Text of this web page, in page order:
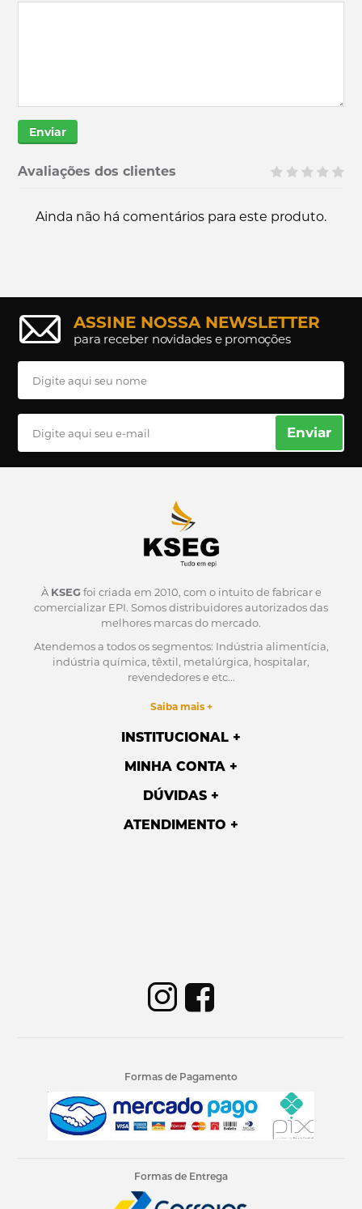
Enviar
Avaliações dos clientes
Ainda não há comentários para este produto.
ASSINE NOSSA NEWSLETTER
para receber novidades e promoções
Enviar
À KSEG foi criada em 2010, com o intuito de fabricar e
comercializar EPI. Somos distribuidores autorizados das
melhores marcas do mercado.
Atendemos a todos os segmentos: Indústria alimentícia,
indústria química, têxtil, metalúrgica, hospitalar,
revendedores e etc...
Saiba mais +
INSTITUCIONAL
MINHA CONTA
DÚVIDAS
ATENDIMENTO
Formas de Pagamento
Formas de Entrega